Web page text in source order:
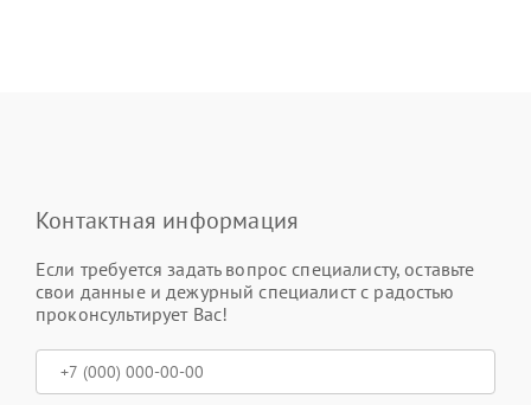
Контактная информация
Если требуется задать вопрос специалисту, оставьте
свои данные и дежурный специалист с радостью
проконсультирует Вас!